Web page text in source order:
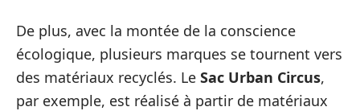
De plus, avec la montée de la conscience
écologique, plusieurs marques se tournent vers
des matériaux recyclés. Le Sac Urban Circus,
par exemple, est réalisé à partir de matériaux